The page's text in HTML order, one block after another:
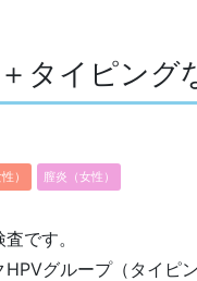
タイピン
） 膣炎（女性）
です。
グループ（タイピ